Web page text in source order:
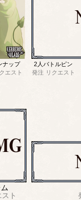
ナップ
エスト
2人バトルピン
発注 リクエスト
ト